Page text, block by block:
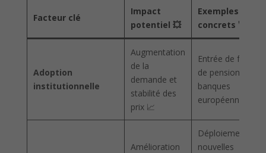
Facteur clé
Impact
potentiel 💥
Exemples
concrets 🚀
Adoption
institutionnelle
Augmentation
de la
demande et
stabilité des
prix 📈
Entrée de fonds
de pension et
banques
européennes
Amélioration
Déploiement de
nouvelles